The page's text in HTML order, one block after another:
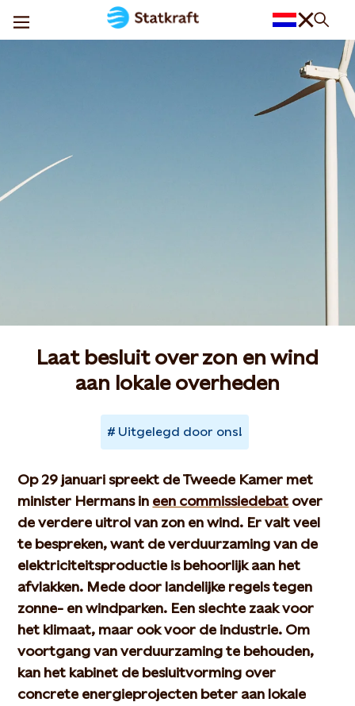
Laat besluit over zon en wind
aan lokale overheden
Uitgelegd door ons!
Op 29 januari spreekt de Tweede Kamer met
minister Hermans in een commissiedebat over
de verdere uitrol van zon en wind. Er valt veel
te bespreken, want de verduurzaming van de
elektriciteitsproductie is behoorlijk aan het
afvlakken. Mede door landelijke regels tegen
zonne- en windparken. Een slechte zaak voor
het klimaat, maar ook voor de industrie. Om
voortgang van verduurzaming te behouden,
kan het kabinet de besluitvorming over
concrete energieprojecten beter aan lokale